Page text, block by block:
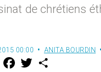
de chrétiens
00:00 ANITA BOURDIN
M
e
F
a w